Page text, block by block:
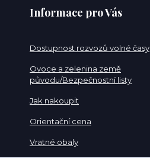
Informace pro Vás
Dostupnost rozvozů volné časy
Ovoce a zelenina země
původu/Bezpečnostní listy
Jak nakoupit
Orientační cena
Vratné obaly